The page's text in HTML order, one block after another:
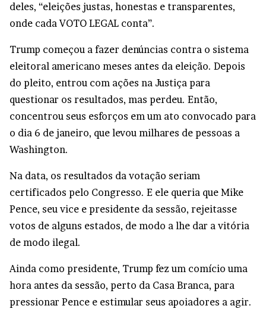
deles, “eleições justas, honestas e transparentes,
onde cada VOTO LEGAL conta”.
Trump começou a fazer denúncias contra o sistema
eleitoral americano meses antes da eleição. Depois
do pleito, entrou com ações na Justiça para
questionar os resultados, mas perdeu. Então,
concentrou seus esforços em um ato convocado para
o dia 6 de janeiro, que levou milhares de pessoas a
Washington.
Na data, os resultados da votação seriam
certificados pelo Congresso. E ele queria que Mike
Pence, seu vice e presidente da sessão, rejeitasse
votos de alguns estados, de modo a lhe dar a vitória
de modo ilegal.
Ainda como presidente, Trump fez um comício uma
hora antes da sessão, perto da Casa Branca, para
pressionar Pence e estimular seus apoiadores a agir.